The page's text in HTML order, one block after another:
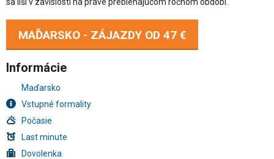
MAĎARSKO - ZÁJAZDY OD 47 €
Informácie
Maďarsko
Vstupné formality
Počasie
Last minute
Dovolenka